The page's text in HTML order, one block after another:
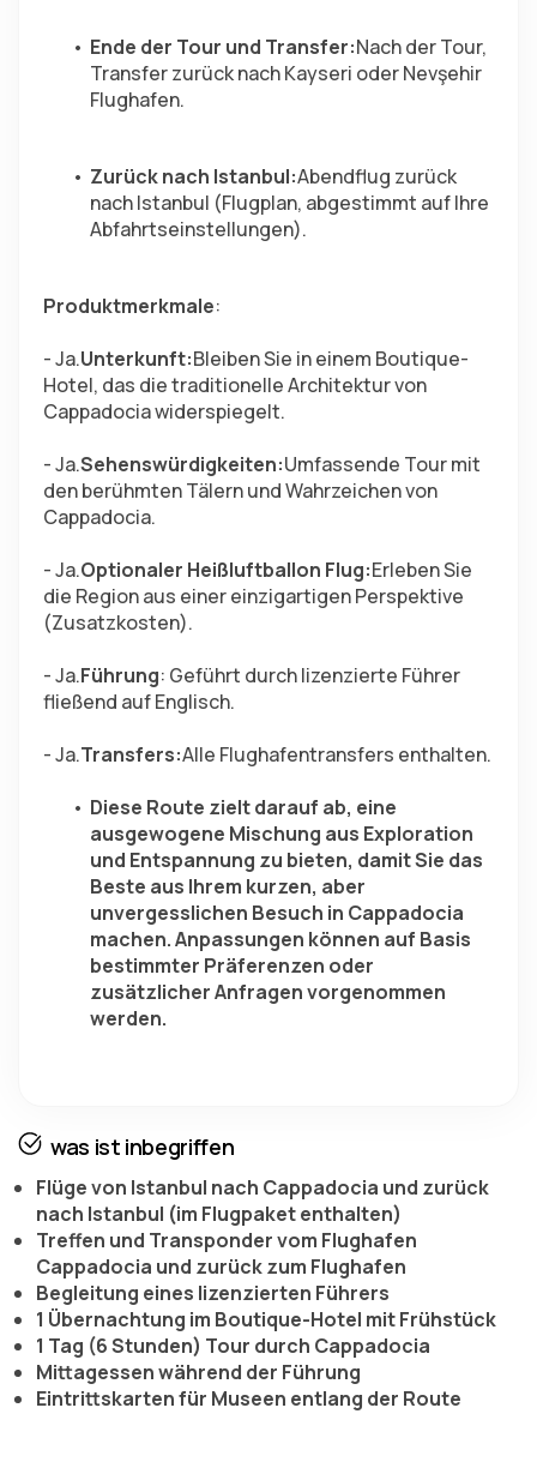
Ende der Tour und Transfer:Nach der Tour,
Transfer zurück nach Kayseri oder Nevşehir
Flughafen.
Zurück nach Istanbul:Abendflug zurück
nach Istanbul (Flugplan, abgestimmt auf Ihre
Abfahrtseinstellungen).
Produktmerkmale:
- Ja.Unterkunft:Bleiben Sie in einem Boutique-
Hotel, das die traditionelle Architektur von
Cappadocia widerspiegelt.
- Ja.Sehenswürdigkeiten:Umfassende Tour mit
den berühmten Tälern und Wahrzeichen von
Cappadocia.
- Ja.Optionaler Heißluftballon Flug:Erleben Sie
die Region aus einer einzigartigen Perspektive
(Zusatzkosten).
- Ja.Führung: Geführt durch lizenzierte Führer
fließend auf Englisch.
- Ja.Transfers:Alle Flughafentransfers enthalten.
Diese Route zielt darauf ab, eine
ausgewogene Mischung aus Exploration
und Entspannung zu bieten, damit Sie das
Beste aus Ihrem kurzen, aber
unvergesslichen Besuch in Cappadocia
machen. Anpassungen können auf Basis
bestimmter Präferenzen oder
zusätzlicher Anfragen vorgenommen
werden.
was ist inbegriffen
Flüge von Istanbul nach Cappadocia und zurück
nach Istanbul (im Flugpaket enthalten)
Treffen und Transponder vom Flughafen
Cappadocia und zurück zum Flughafen
Begleitung eines lizenzierten Führers
1 Übernachtung im Boutique-Hotel mit Frühstück
1 Tag (6 Stunden) Tour durch Cappadocia
Mittagessen während der Führung
Eintrittskarten für Museen entlang der Route